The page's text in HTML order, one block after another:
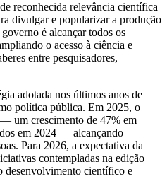
reconhecida relevância científica
divulgar e popularizar a produção
é alcançar todos os
o acesso à ciência e
entre pesquisadores,
adotada nos últimos anos de
política pública. Em 2025, o
um crescimento de 47% em
em 2024 — alcançando
Para 2026, a expectativa da
contempladas na edição
desenvolvimento científico e